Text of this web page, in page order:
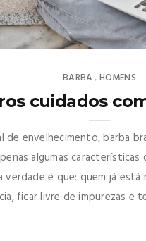
BARBA , HOMENS
cuidados
de envelhecimento, barba
algumas características
é que: quem já
ficar livre de impurezas e